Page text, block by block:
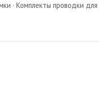
· Комплекты проводки для